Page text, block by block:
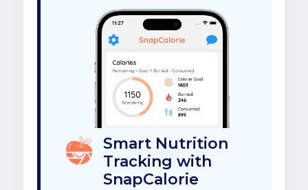
Smart Nutrition
Tracking with
SnapCalorie